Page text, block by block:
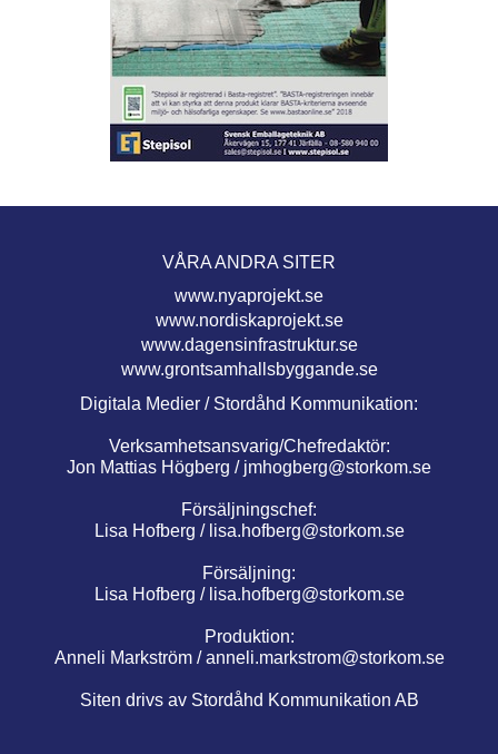
VÅRA ANDRA SITER
www.nyaprojekt.se
www.nordiskaprojekt.se
www.dagensinfrastruktur.se
www.grontsamhallsbyggande.se
Digitala Medier / Stordåhd Kommunikation:
Verksamhetsansvarig/Chefredaktör:
Jon Mattias Högberg / jmhogberg@storkom.se
Försäljningschef:
Lisa Hofberg / lisa.hofberg@storkom.se
Försäljning:
Lisa Hofberg / lisa.hofberg@storkom.se
Produktion:
Anneli Markström /anneli.markstrom@storkom.se
Siten drivs av Stordåhd Kommunikation AB